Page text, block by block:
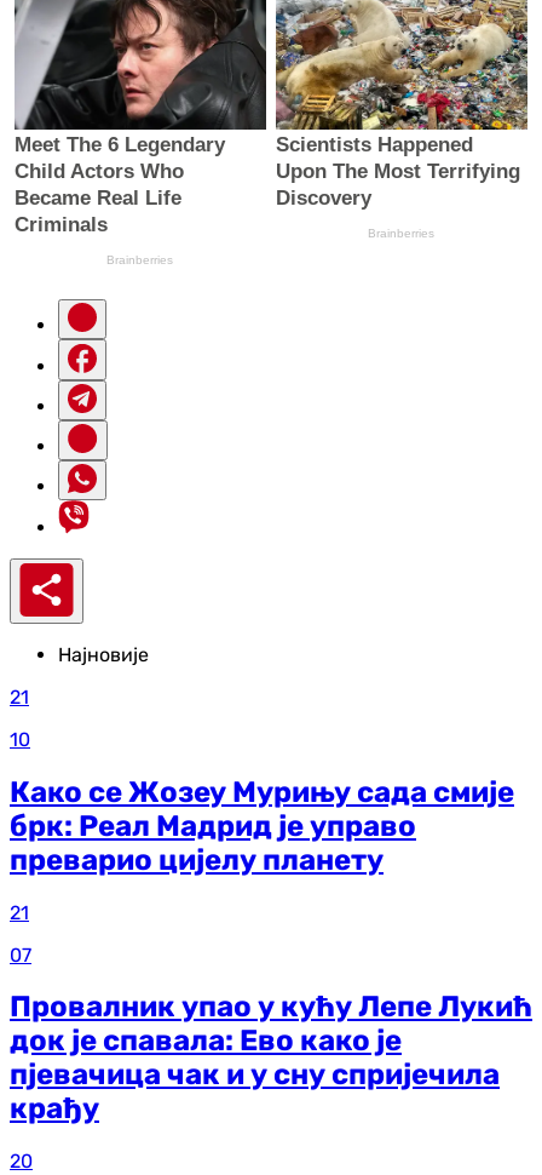
Најновије
21
10
Како се Жозеу Мурињу сада смије
брк: Реал Мадрид је управо
преварио цијелу планету
21
07
Провалник упао у кућу Лепе Лукић
док је спавала: Ево како је
пјевачица чак и у сну спријечила
крађу
20